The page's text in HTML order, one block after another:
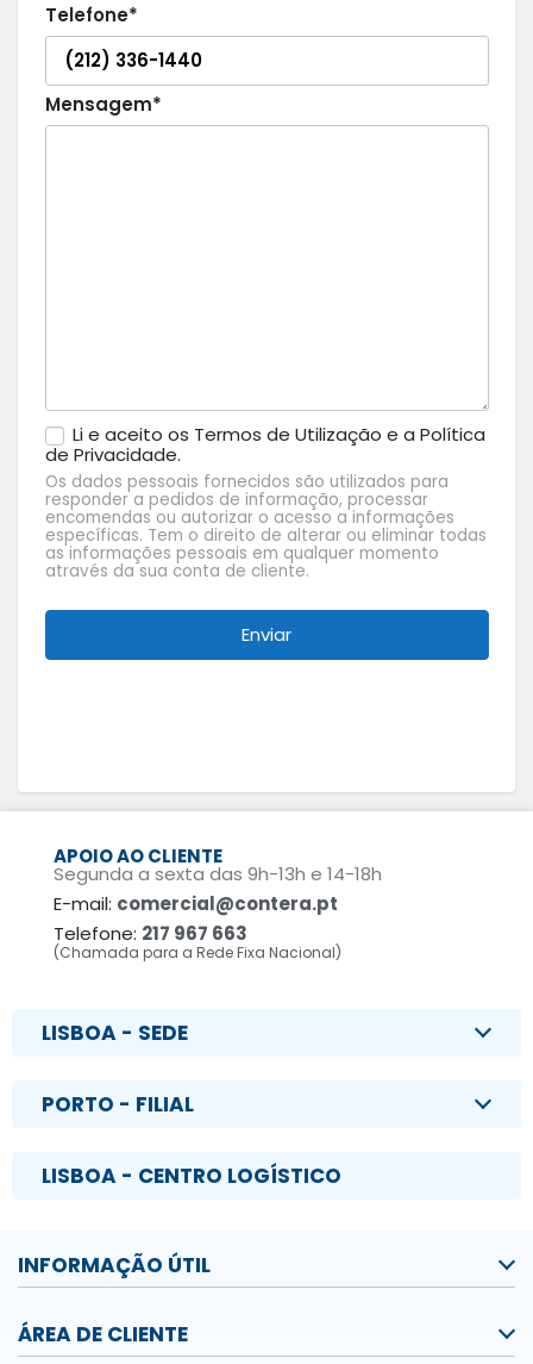
Telefone*
Mensagem*
Li e aceito os Termos de Utilização e a Política
de Privacidade.
Os dados pessoais fornecidos são utilizados para
responder a pedidos de informação, processar
encomendas ou autorizar o acesso a informações
específicas. Tem o direito de alterar ou eliminar todas
as informações pessoais em qualquer momento
através da sua conta de cliente.
APOIO AO CLIENTE
Segunda a sexta das 9h-13h e 14-18h
E-mail: comercial@contera.pt
Telefone: 217 967 663
(Chamada para a Rede Fixa Nacional)
LISBOA - SEDE
PORTO - FILIAL
LISBOA - CENTRO LOGÍSTICO
INFORMAÇÃO ÚTIL
ÁREA DE CLIENTE